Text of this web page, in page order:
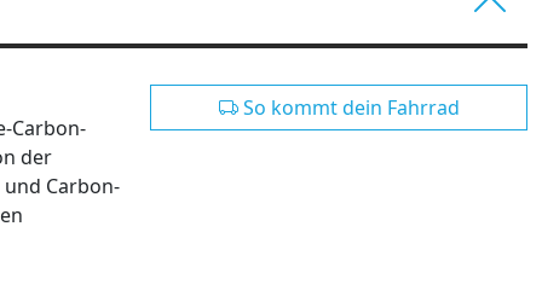
Carbon-
der
und Carbon-
So kommt dein Fahrrad